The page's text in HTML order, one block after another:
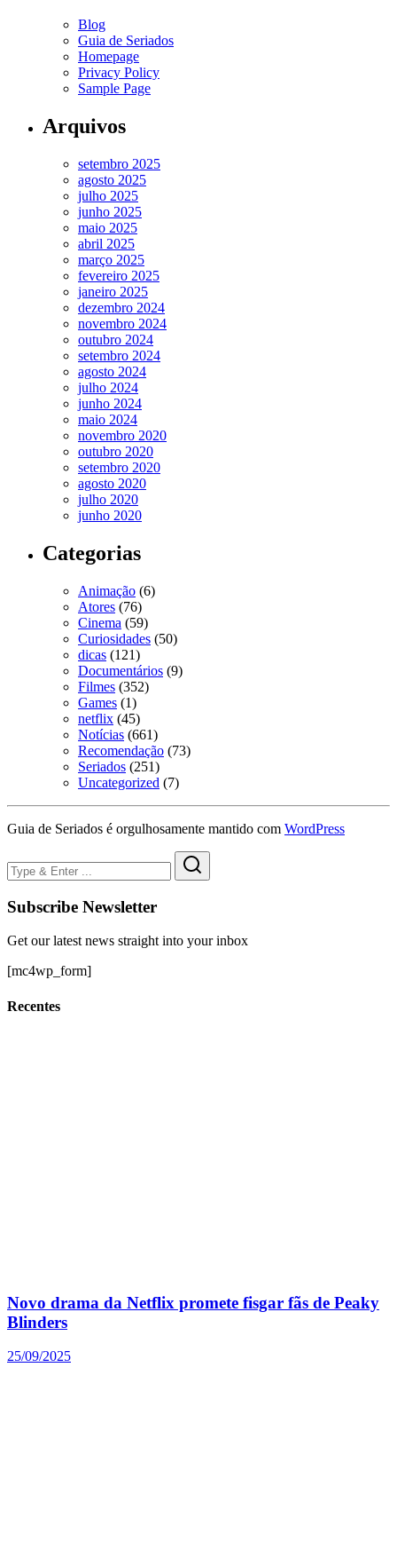
Blog
Guia de Seriados
Homepage
Privacy Policy
Sample Page
Arquivos
setembro 2025
agosto 2025
julho 2025
junho 2025
maio 2025
abril 2025
março 2025
fevereiro 2025
janeiro 2025
dezembro 2024
novembro 2024
outubro 2024
setembro 2024
agosto 2024
julho 2024
junho 2024
maio 2024
novembro 2020
outubro 2020
setembro 2020
agosto 2020
julho 2020
junho 2020
Categorias
Animação (6)
Atores (76)
Cinema (59)
Curiosidades (50)
dicas (121)
Documentários (9)
Filmes (352)
Games (1)
netflix (45)
Notícias (661)
Recomendação (73)
Seriados (251)
Uncategorized (7)
Guia de Seriados é orgulhosamente mantido com WordPress
Subscribe Newsletter
Get our latest news straight into your inbox
[mc4wp_form]
Recentes
Novo drama da Netflix promete fisgar fãs de Peaky
Blinders
25/09/2025